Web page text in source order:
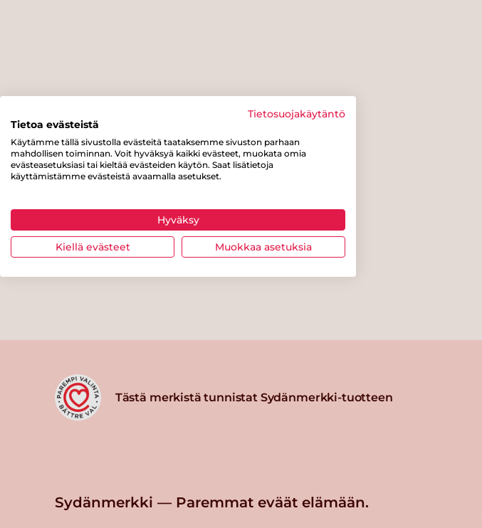
Tästä merkistä tunnistat Sydänmerkki-tuotteen
Sydänmerkki — Paremmat eväät elämään.
Tietosuojakäytäntö
Tietoa evästeistä
Käytämme tällä sivustolla evästeitä taataksemme sivuston parhaan
mahdollisen toiminnan. Voit hyväksyä kaikki evästeet, muokata omia
evästeasetuksiasi tai kieltää evästeiden käytön. Saat lisätietoja
käyttämistämme evästeistä avaamalla asetukset.
Hyväksy
Kiellä evästeet Muokkaa asetuksia